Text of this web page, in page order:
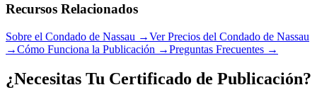
Recursos Relacionados
Sobre el Condado de Nassau →Ver Precios del Condado de Nassau
→Cómo Funciona la Publicación →Preguntas Frecuentes →
¿Necesitas Tu Certificado de Publicación?